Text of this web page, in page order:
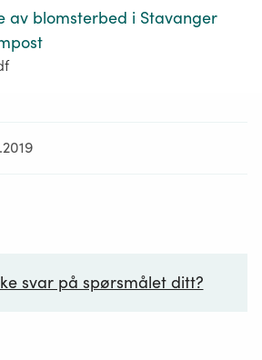
av blomsterbed i Stavanger
svar på spørsmålet ditt?